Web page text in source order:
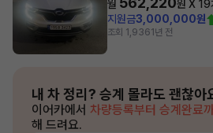
월 원 X 19
지원금3,000,000원
조회 1,9361년 전
내 차 정리? 승계 몰라도 괜찮아
이어카에서 차량등록부터 승계완료
해 드려요.